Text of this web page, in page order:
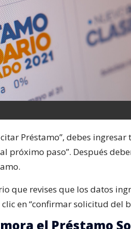
Préstamo”, debes
próximo paso”. Después
que revises que los datos
en “confirmar solicitud del
el Préstamo